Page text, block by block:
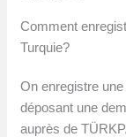
Comment
Turquie?
On enregistre
déposant une
auprès de